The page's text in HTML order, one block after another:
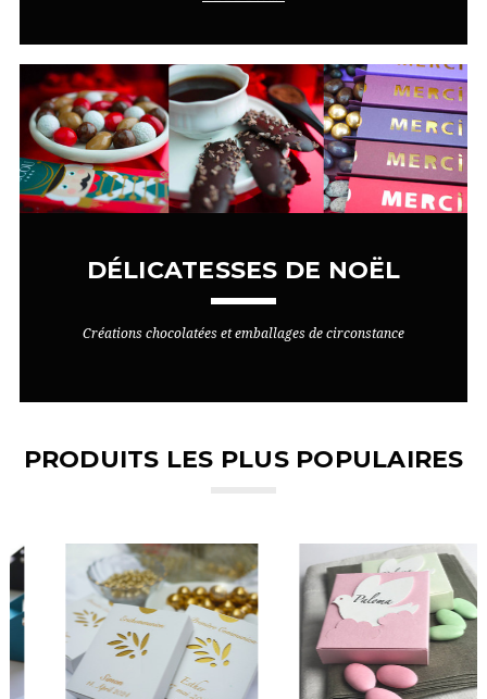
DÉLICATESSES DE NOËL
Créations chocolatées et emballages de circonstance
PRODUITS LES PLUS POPULAIRES